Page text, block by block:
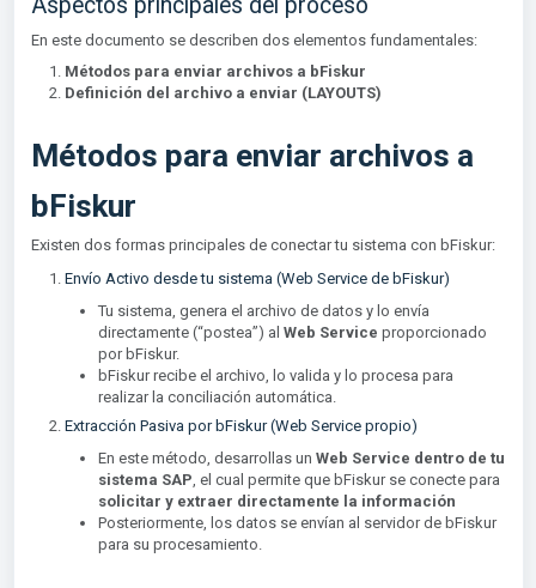
Aspectos principales del proceso
En este documento se describen dos elementos fundamentales:
Métodos para enviar archivos a bFiskur
Definición del archivo a enviar (LAYOUTS)
Métodos para enviar archivos a
bFiskur
Existen dos formas principales de conectar tu sistema con bFiskur:
Envío Activo desde tu sistema (Web Service de bFiskur)
Tu sistema, genera el archivo de datos y lo envía
directamente (“postea”) al Web Service proporcionado
por bFiskur.
bFiskur recibe el archivo, lo valida y lo procesa para
realizar la conciliación automática.
Extracción Pasiva por bFiskur (Web Service propio)
En este método, desarrollas un Web Service dentro de tu
sistema SAP, el cual permite que bFiskur se conecte para
solicitar y extraer directamente la información
Posteriormente, los datos se envían al servidor de bFiskur
para su procesamiento.